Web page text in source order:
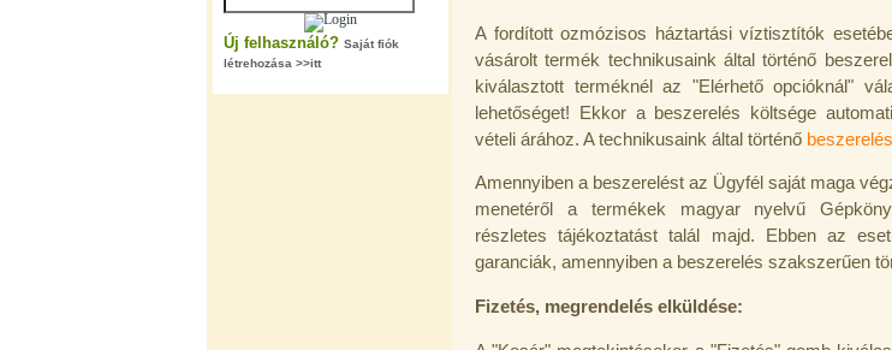
Új felhasználó? Saját fiók
létrehozása >>itt
A fordított ozmózisos háztartási víztisztítók
vásárolt termék technikusaink által történő
kiválasztott terméknél az "Elérhető opcióknál"
lehetőséget! Ekkor a beszerelés költsége
vételi árához. A technikusaink által történő
Amennyiben a beszerelést az Ügyfél saját maga
menetéről a termékek magyar nyelvű
részletes tájékoztatást talál majd. Ebben az
garanciák, amennyiben a beszerelés szakszerűen
Fizetés, megrendelés elküldése: